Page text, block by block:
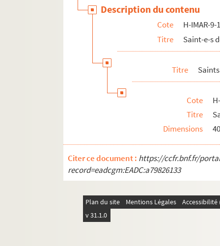
H-IMAR-9-21-56. Le bienheureux
H-IMAR-9-21-57. Le bienheureux
H-IMAR-9-21-58. Le bienheureux
H-IMAR-9-21-59. Le bienheureux
Sainte Henriette
H-IMAR-9-23-65. Saint Herculan,
H-IMAR-9-23-66. Saint Herculan,
Sainte Hedwidge ou Edwige
Sainte Hélène
H-IMAR-9-34-115. Saint Helenus, abbé
H-IMAR-9-34-116. Saint Héléne, ermite
H-IMAR-9-34-118. Saint Hélie, abbé en
H-IMAR-9-34-119. Saint Héléne, ermite
Description du contenu
Cote
H-IMAR-9-
Titre
Saint-e-s
Titre
Cote
Titre
Dimensions
Citer ce document : https://ccfr.bnf.fr/
record=eadcgm:EADC:a79826133
Plan du site Mentions Légales
v 31.1.0